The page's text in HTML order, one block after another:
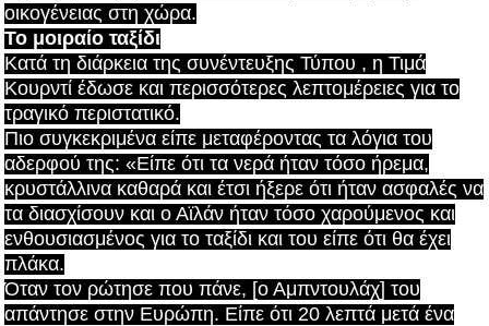
οικογένειας στη χώρα.
Το μοιραίο ταξίδι
Κατά τη διάρκεια της συνέντευξης Τύπου , η Τιμά
Κουρντί έδωσε και περισσότερες λεπτομέρειες για το
τραγικό περιστατικό.
Πιο συγκεκριμένα είπε μεταφέροντας τα λόγια του
αδερφού της: «Είπε ότι τα νερά ήταν τόσο ήρεμα,
κρυστάλλινα καθαρά και έτσι ήξερε ότι ήταν ασφαλές να
τα διασχίσουν και ο Αϊλάν ήταν τόσο χαρούμενος και
ενθουσιασμένος για το ταξίδι και του είπε ότι θα έχει
πλάκα.
Όταν τον ρώτησε που πάνε, [ο Αμπντουλάχ] του
απάντησε στην Ευρώπη. Είπε ότι 20 λεπτά μετά ένα